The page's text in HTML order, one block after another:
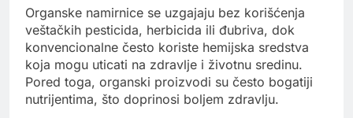
Organske namirnice se uzgajaju bez korišćenja
veštačkih pesticida, herbicida ili đubriva, dok
konvencionalne često koriste hemijska sredstva
koja mogu uticati na zdravlje i životnu sredinu.
Pored toga, organski proizvodi su često bogatiji
nutrijentima, što doprinosi boljem zdravlju.